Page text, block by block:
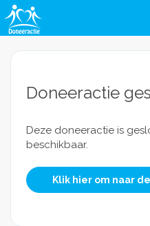
Doneeractie
Deze doneeractie is
beschikbaar.
Klik hier om naar